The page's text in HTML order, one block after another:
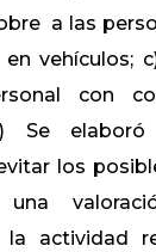
a las
en vehículos;
con
Se
los
la actividad